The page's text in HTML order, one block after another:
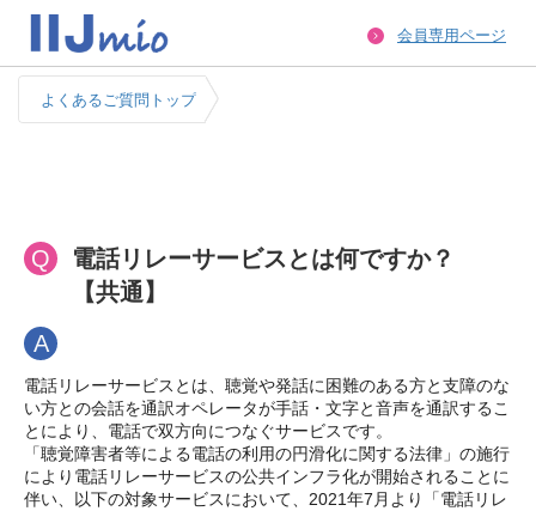
会員専用ページ
よくあるご質問トップ
Q
電話リレーサービスとは何ですか？
【共通】
A
電話リレーサービスとは、聴覚や発話に困難のある方と支障のな
い方との会話を通訳オペレータが手話・文字と音声を通訳するこ
とにより、電話で双方向につなぐサービスです。
「聴覚障害者等による電話の利用の円滑化に関する法律」の施行
により電話リレーサービスの公共インフラ化が開始されることに
伴い、以下の対象サービスにおいて、2021年7月より「電話リレ